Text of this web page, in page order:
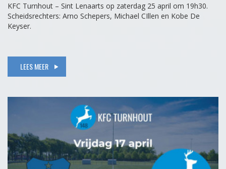
KFC Turnhout – Sint Lenaarts op zaterdag 25 april om 19h30.
Scheidsrechters: Arno Schepers, Michael CIllen en Kobe De
Keyser.
LEES MEER